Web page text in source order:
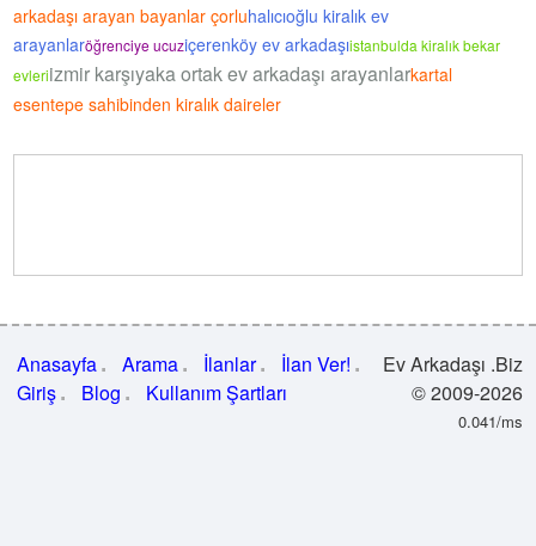
arkadaşı arayan bayanlar çorluhalıcıoğlu kiralık ev
arayanlaröğrenciye ucuziçerenköy ev arkadaşıistanbulda kiralık bekar
evleriizmir karşıyaka ortak ev arkadaşı arayanlarkartal
esentepe sahibinden kiralık daireler
Anasayfa Arama İlanlar
İlan Ver!
Giriş
Blog Kullanım Şartları
Ev Arkadaşı .Biz
© 2009-2026
0.041/ms